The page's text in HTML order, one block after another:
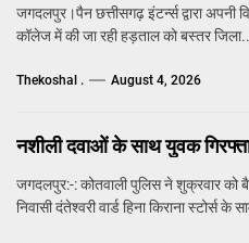
जगदलपुर।पैन छत्तीसगढ़ इंटर्न्स द्वारा अपनी
कॉलेज में की जा रही हड़ताल को बस्तर
Thekoshal . August 4, 2026
नशीली दवाओं के साथ युवक
जगदलपुर:-: कोतवाली पुलिस ने शुक्रवार को
निवासी दंतेश्वरी वार्ड हिना किराना स्टोर्स के